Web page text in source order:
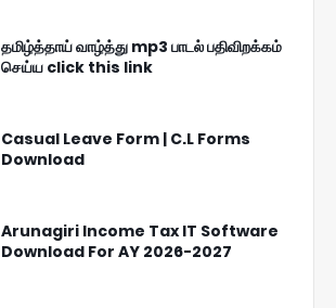
தமிழ்த்தாய் வாழ்த்து mp3 பாடல் பதிவிறக்கம்
செய்ய click this link
Casual Leave Form | C.L Forms
Download
Arunagiri Income Tax IT Software
Download For AY 2026-2027